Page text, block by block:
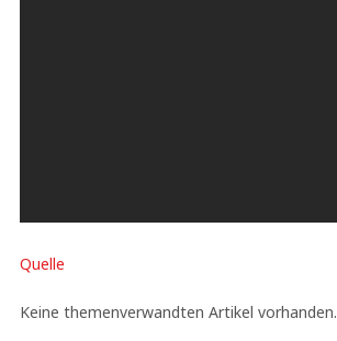
Quelle
Keine themenverwandten Artikel vorhanden.